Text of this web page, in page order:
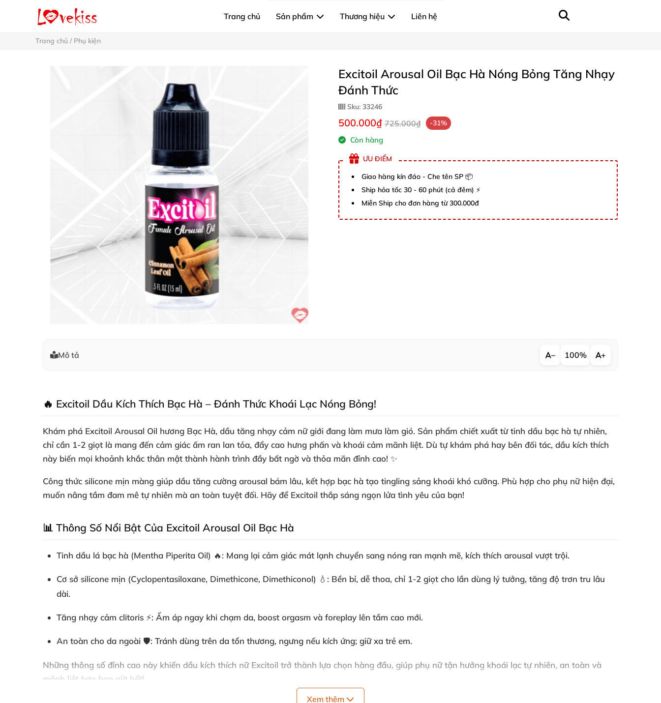
Trang chủ Sản phẩm Thương hiệu Liên hệ
Trang chủ / Phụ kiện
Excitoil Arousal Oil Bạc Hà Nóng Bỏng Tăng Nhạy
Đánh Thức
Sku: 33246
500.000₫ 725.000₫ -31%
Còn hàng
ƯU ĐIỂM
Giao hàng kín đáo - Che tên SP 📦
Ship hỏa tốc 30 - 60 phút (cả đêm) ⚡
Miễn Ship cho đơn hàng từ 300.000đ
Mô tả − 100% +
🔥 Excitoil Dầu Kích Thích Bạc Hà – Đánh Thức Khoái Lạc Nóng Bỏng!
Khám phá Excitoil Arousal Oil hương Bạc Hà, dầu tăng nhạy cảm nữ giới đang làm mưa làm gió. Sản phẩm chiết xuất từ tinh dầu bạc hà tự nhiên,
chỉ cần 1-2 giọt là mang đến cảm giác ấm ran lan tỏa, đẩy cao hưng phấn và khoái cảm mãnh liệt. Dù tự khám phá hay bên đối tác, dầu kích thích
này biến mọi khoảnh khắc thân mật thành hành trình đầy bất ngờ và thỏa mãn đỉnh cao! ✨
Công thức silicone mịn màng giúp dầu tăng cường arousal bám lâu, kết hợp bạc hà tạo tingling sảng khoái khó cưỡng. Phù hợp cho phụ nữ hiện đại,
muốn nâng tầm đam mê tự nhiên mà an toàn tuyệt đối. Hãy để Excitoil thắp sáng ngọn lửa tình yêu của bạn!
📊 Thông Số Nổi Bật Của Excitoil Arousal Oil Bạc Hà
Tinh dầu lá bạc hà (Mentha Piperita Oil) 🔥: Mang lại cảm giác mát lạnh chuyển sang nóng ran mạnh mẽ, kích thích arousal vượt trội.
Cơ sở silicone mịn (Cyclopentasiloxane, Dimethicone, Dimethiconol) 💧: Bền bỉ, dễ thoa, chỉ 1-2 giọt cho lần dùng lý tưởng, tăng độ trơn tru lâu
dài.
Tăng nhạy cảm clitoris ⚡: Ấm áp ngay khi chạm da, boost orgasm và foreplay lên tầm cao mới.
An toàn cho da ngoài 🛡️: Tránh dùng trên da tổn thương, ngưng nếu kích ứng; giữ xa trẻ em.
Những thông số đỉnh cao này khiến dầu kích thích nữ Excitoil trở thành lựa chọn hàng đầu, giúp phụ nữ tận hưởng khoái lạc tự nhiên, an toàn và
mãnh liệt hơn bao giờ hết!
Xem thêm